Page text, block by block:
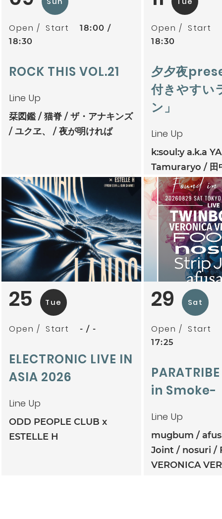
Open Start
18:00
18:30
ROCK THIS VOL.21
Line Up
栞図鑑 猫脊
ザ・アナキンズ
ユクヱ、
夜が明ければ
Open Start
18:30
夕夕夜
付きやすい
ン」
Line Up
k:soul:y a.k.a
Tamuraryo
田
mitoriz
杏仁ク
tsubatics + 松村
ケ無
夕夕夜
25 Tue
Open Start - -
ELECTRONIC LIVE IN
ASIA 2026
Line Up
ODD PEOPLE CLUB x
ESTELLE H
29 Sat
Open Start
17:25
in Smoke-
Line Up
mugbum
Joint
nosuri
VERONICA